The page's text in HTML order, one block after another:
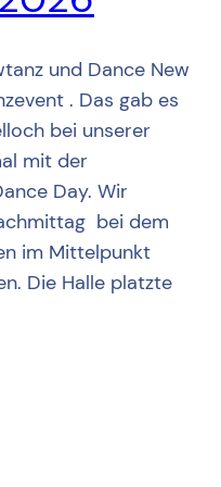
und Dance New
. Das gab es
bei unserer
mit der
Day. Wir
bei dem
im Mittelpunkt
Die Halle platzte